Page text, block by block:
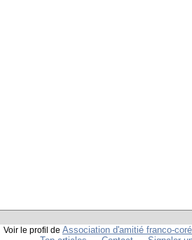
Voir le profil de Association d'amitié franco-